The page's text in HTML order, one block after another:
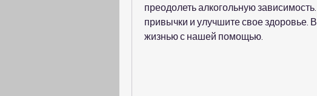
преодолеть алкогольную
привычки и улучшите свое здоровье.
жизнью с нашей помощью.